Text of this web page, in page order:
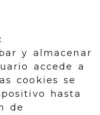
y almacenar
accede a
cookies se
hasta
de